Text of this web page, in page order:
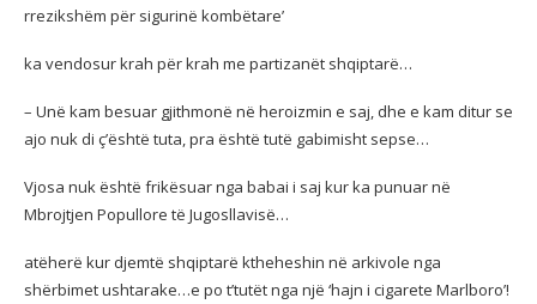
rrezikshëm për sigurinë kombëtare’
ka vendosur krah për krah me partizanët shqiptarë…
– Unë kam besuar gjithmonë në heroizmin e saj, dhe e kam ditur se
ajo nuk di ç’është tuta, pra është tutë gabimisht sepse…
Vjosa nuk është frikësuar nga babai i saj kur ka punuar në
Mbrojtjen Popullore të Jugosllavisë…
atëherë kur djemtë shqiptarë ktheheshin në arkivole nga
shërbimet ushtarake…e po t’tutët nga një ‘hajn i cigarete Marlboro’!